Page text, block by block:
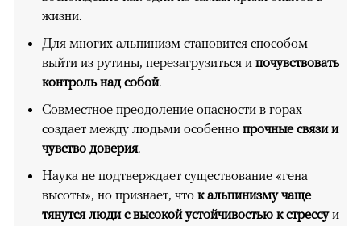
жизни.
Для многих альпинизм становится способом
выйти из рутины, перезагрузиться и почувствовать
контроль над собой.
Совместное преодоление опасности в горах
создает между людьми особенно прочные связи и
чувство доверия.
Наука не подтверждает существование «гена
высоты», но признает, что к альпинизму чаще
тянутся люди с высокой устойчивостью к стрессуи